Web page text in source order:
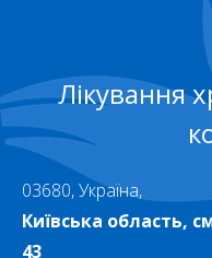
Лікування
03680, Україна,
Київська область,
43